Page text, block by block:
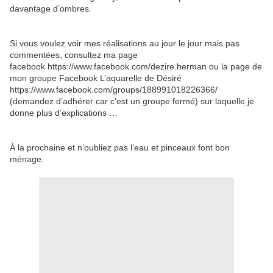
davantage d’ombres.
Si vous voulez voir mes réalisations au jour le jour mais pas
commentées, consultez ma page
facebook https://www.facebook.com/dezire.herman ou la page de
mon groupe Facebook L’aquarelle de Désiré
https://www.facebook.com/groups/188991018226366/
(demandez d’adhérer car c’est un groupe fermé) sur laquelle je
donne plus d’explications …
À la prochaine et n’oubliez pas l’eau et pinceaux font bon
ménage.